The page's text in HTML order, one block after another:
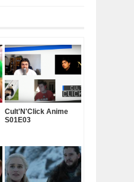
Cult'N'Click Anime
S01E03